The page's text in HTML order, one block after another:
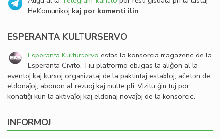
HeKomunikoj kaj por komenti ilin.
ESPERANTA KULTURSERVO
Esperanta Kulturservo estas la konsorcia magazeno de la
Esperanta Civito. Tiu platformo ebligas la aliĝon al la
eventoj kaj kursoj organizataj de la paktintaj establoj, aĉeton de
eldonaĵoj, abonon al revuoj kaj multe pli. Vizitu ĝin tuj por
konatiĝi kun la aktivaĵoj kaj eldonaj novaĵoj de la konsorcio.
INFORMOJ